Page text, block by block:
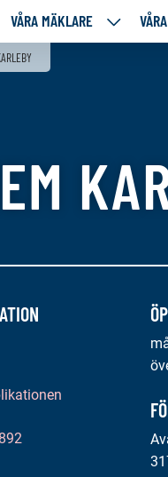
VÅRA MÄKLARE
VÅRA